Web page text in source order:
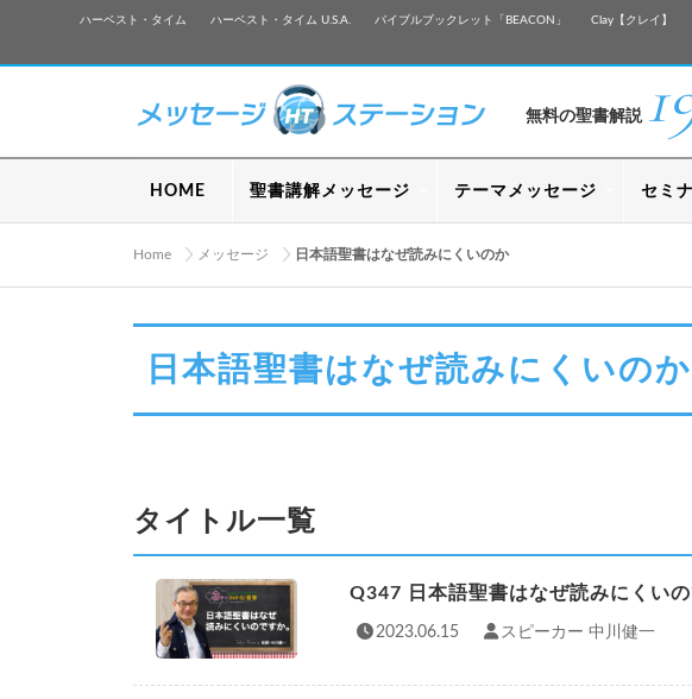
ハーベスト・タイム ハーベスト・タイム U.S.A. バイブルブックレット「BEACON」 Clay【クレイ】
無料の聖書解説
HOME 聖書講解メッセージ テーマメッセージ セミ
Home メッセージ 日本語聖書はなぜ読みにくいのか
日本語聖書はなぜ読みにくいのか
タイトル一覧
Q347 日本語聖書はなぜ読みにくいの
2023.06.15 スピーカー 中川健一